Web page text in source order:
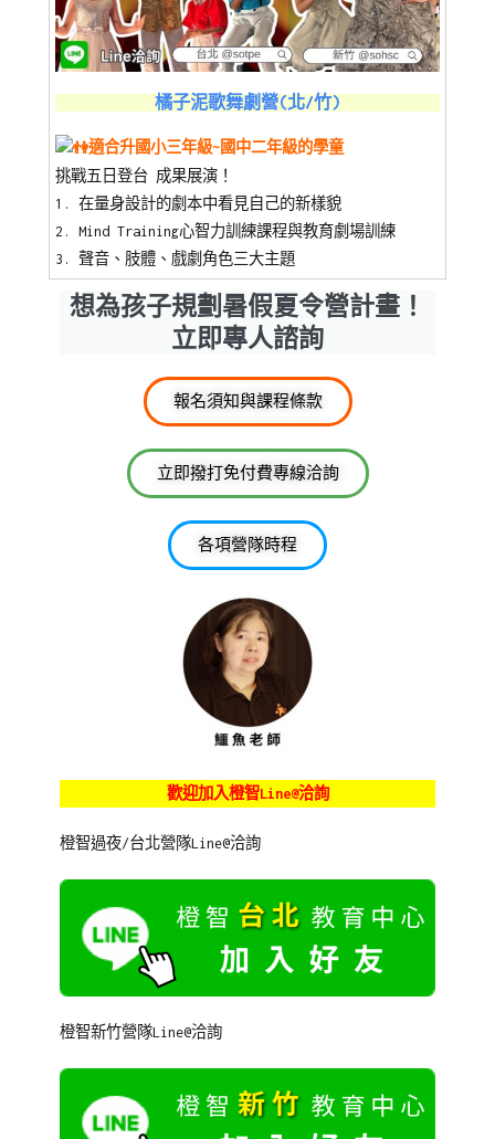
橘子泥歌舞劇營(北/竹)
適合升國小三年級~國中二年級的學童
挑戰五日登台 成果展演！
1. 在量身設計的劇本中看見自己的新樣貌
2. Mind Training心智力訓練課程與教育劇場訓練
3. 聲音、肢體、戲劇角色三大主題
想為孩子規劃暑假夏令營計畫！
立即專人諮詢
報名須知與課程條款
立即撥打免付費專線洽詢
各項營隊時程
歡迎加入橙智Line@洽詢
橙智過夜/台北營隊Line@洽詢
橙智新竹營隊Line@洽詢